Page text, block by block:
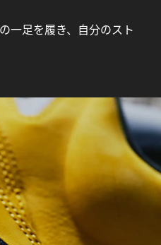
一足を履き、自分のスト